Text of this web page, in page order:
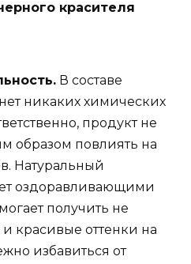
красителя
В составе
никаких химических
продукт не
образом повлиять на
Натуральный
оздоравливающими
получить не
красивые оттенки на
избавиться от